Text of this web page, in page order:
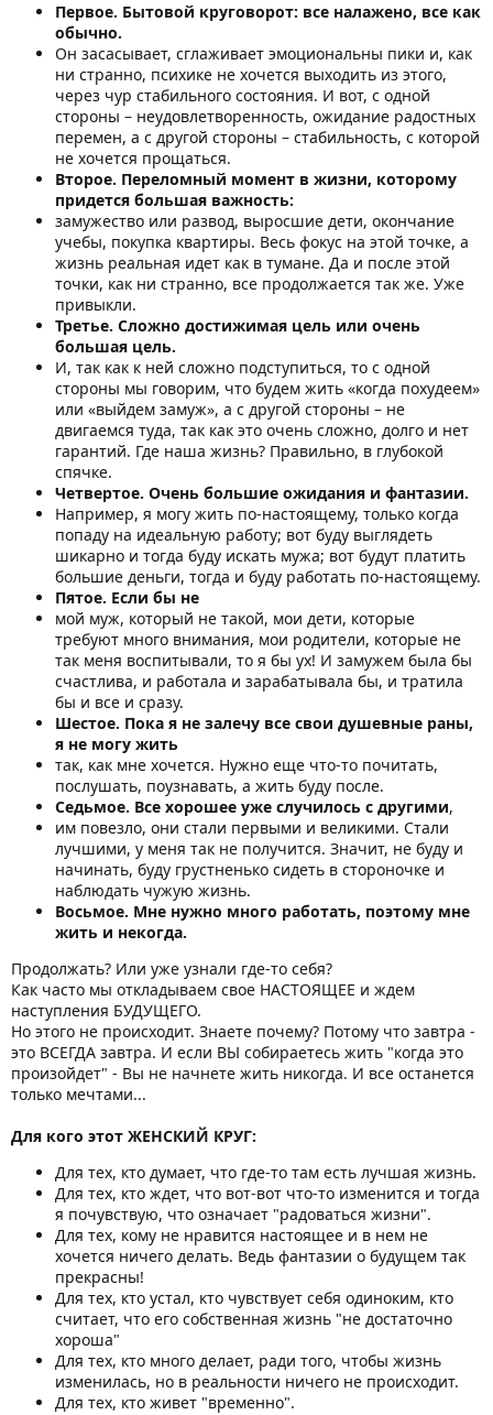
Первое. Бытовой круговорот: все налажено, все как
обычно.
Он засасывает, сглаживает эмоциональны пики и, как
ни странно, психике не хочется выходить из этого,
через чур стабильного состояния. И вот, с одной
стороны – неудовлетворенность, ожидание радостных
перемен, а с другой стороны – стабильность, с которой
не хочется прощаться.
Второе. Переломный момент в жизни, которому
придется большая важность:
замужество или развод, выросшие дети, окончание
учебы, покупка квартиры. Весь фокус на этой точке, а
жизнь реальная идет как в тумане. Да и после этой
точки, как ни странно, все продолжается так же. Уже
привыкли.
Третье. Сложно достижимая цель или очень
большая цель.
И, так как к ней сложно подступиться, то с одной
стороны мы говорим, что будем жить «когда похудеем»
или «выйдем замуж», а с другой стороны – не
двигаемся туда, так как это очень сложно, долго и нет
гарантий. Где наша жизнь? Правильно, в глубокой
спячке.
Четвертое. Очень большие ожидания и фантазии.
Например, я могу жить по-настоящему, только когда
попаду на идеальную работу; вот буду выглядеть
шикарно и тогда буду искать мужа; вот будут платить
большие деньги, тогда и буду работать по-настоящему.
Пятое. Если бы не
мой муж, который не такой, мои дети, которые
требуют много внимания, мои родители, которые не
так меня воспитывали, то я бы ух! И замужем была бы
счастлива, и работала и зарабатывала бы, и тратила
бы и все и сразу.
Шестое. Пока я не залечу все свои душевные раны,
я не могу жить
так, как мне хочется. Нужно еще что-то почитать,
послушать, поузнавать, а жить буду после.
Седьмое. Все хорошее уже случилось с другими,
им повезло, они стали первыми и великими. Стали
лучшими, у меня так не получится. Значит, не буду и
начинать, буду грустненько сидеть в стороночке и
наблюдать чужую жизнь.
Восьмое. Мне нужно много работать, поэтому мне
жить и некогда.
Продолжать? Или уже узнали где-то себя?
Как часто мы откладываем свое НАСТОЯЩЕЕ и ждем
наступления БУДУЩЕГО.
Но этого не происходит. Знаете почему? Потому что завтра -
это ВСЕГДА завтра. И если ВЫ собираетесь жить "когда это
произойдет" - Вы не начнете жить никогда. И все останется
только мечтами...
Для кого этот ЖЕНСКИЙ КРУГ:
Для тех, кто думает, что где-то там есть лучшая жизнь.
Для тех, кто ждет, что вот-вот что-то изменится и тогда
я почувствую, что означает "радоваться жизни".
Для тех, кому не нравится настоящее и в нем не
хочется ничего делать. Ведь фантазии о будущем так
прекрасны!
Для тех, кто устал, кто чувствует себя одиноким, кто
считает, что его собственная жизнь "не достаточно
хороша"
Для тех, кто много делает, ради того, чтобы жизнь
изменилась, но в реальности ничего не происходит.
Для тех, кто живет "временно".